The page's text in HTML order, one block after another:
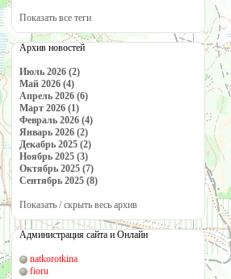
Показать все теги
Архив новостей
Июль 2026 (2)
Май 2026 (4)
Апрель 2026 (6)
Март 2026 (1)
Февраль 2026 (4)
Январь 2026 (2)
Декабрь 2025 (2)
Ноябрь 2025 (3)
Октябрь 2025 (7)
Сентябрь 2025 (8)
Показать / скрыть весь архив
Администрация сайта и Онлайн
natkorotkina
fioru